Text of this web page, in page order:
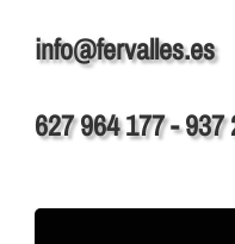
info@fervalles.es
627 964 177 - 937